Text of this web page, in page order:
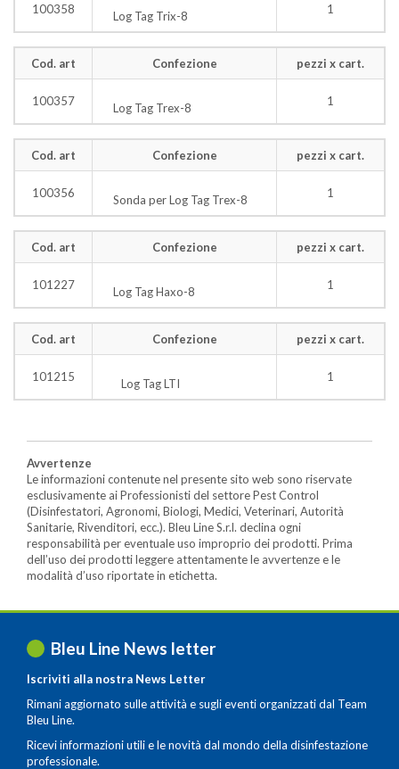
100358 Log Tag Trix-8 1
Cod. art Confezione pezzi x cart.
100357 Log Tag Trex-8 1
Cod. art Confezione pezzi x cart.
100356 Sonda per Log Tag Trex-8 1
Cod. art Confezione pezzi x cart.
101227 Log Tag Haxo-8 1
Cod. art Confezione pezzi x cart.
101215 Log Tag LTI 1
Avvertenze
Le informazioni contenute nel presente sito web sono riservate
esclusivamente ai Professionisti del settore Pest Control
(Disinfestatori, Agronomi, Biologi, Medici, Veterinari, Autorità
Sanitarie, Rivenditori, ecc.). Bleu Line S.r.l. declina ogni
responsabilità per eventuale uso improprio dei prodotti. Prima
dell’uso dei prodotti leggere attentamente le avvertenze e le
modalità d’uso riportate in etichetta.
Bleu Line News letter
Iscriviti alla nostra News Letter
Rimani aggiornato sulle attività e sugli eventi organizzati dal Team
Bleu Line.
Ricevi informazioni utili e le novità dal mondo della disinfestazione
professionale.